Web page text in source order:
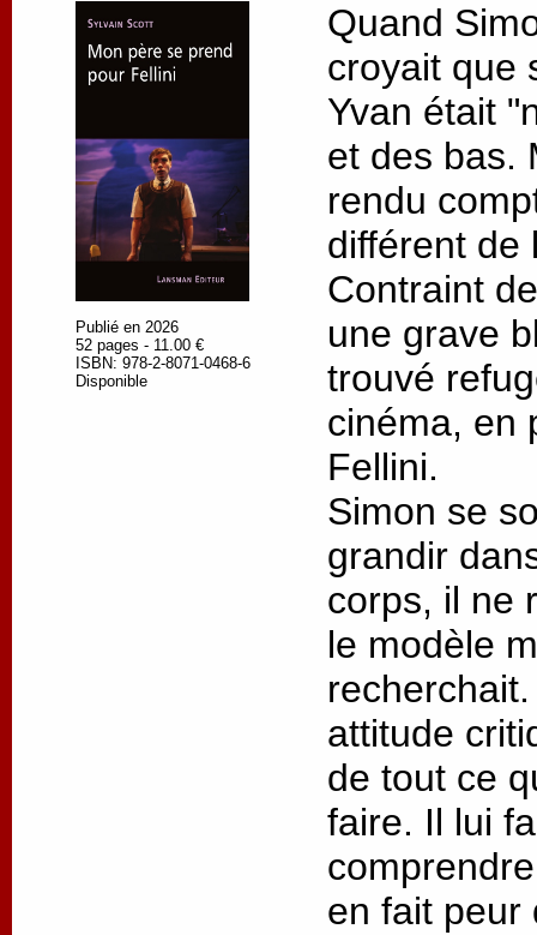
Publié en 2026
52 pages - 11.00 €
ISBN: 978-2-8071-0468-6
Disponible
Quand
croyait que
Yvan était
et des bas.
rendu
différent de
Contraint
une grave
trouvé
cinéma, en
Fellini.
Simon se
grandir
corps, il ne
le modèle
attitude
de tout ce
faire. Il lui
en fait peur